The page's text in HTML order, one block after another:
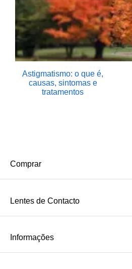
Astigmatismo: o que é,
causas, sintomas e
tratamentos
Comprar
Lentes de Contacto
Informações